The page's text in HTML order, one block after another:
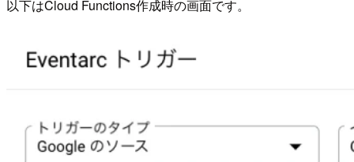
以下はCloud Functions作成時の画面です。